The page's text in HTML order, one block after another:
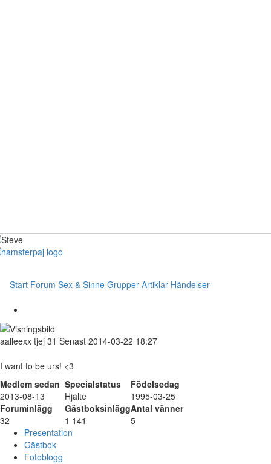
Start Forum Sex & Sinne Grupper Artiklar Händelser
aalleexx tjej 31 Senast 2014-03-22 18:27
I want to be urs! <3
Medlem sedan Specialstatus
Födelsedag
2013-08-13
Hjälte
1995-03-25
Foruminlägg
GästboksinläggAntal vänner
32
1 141
5
Presentation
Gästbok
Fotoblogg